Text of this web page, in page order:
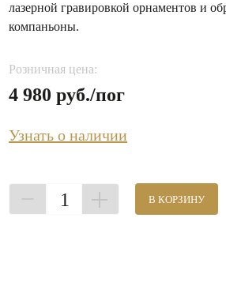
лазерной гравировкой орнаментов и
компаньоны.
Розничная цена:
4 980 руб./пог
Узнать о наличии
1 В КОРЗИНУ